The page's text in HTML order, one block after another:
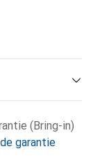
(Bring-in)
garantie